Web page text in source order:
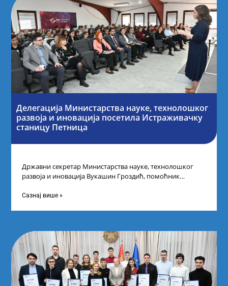
Делегација Министарства науке, технолошког
развоја и иновација посетила Истраживачку
станицу Петница
Државни секретар Министарства науке, технолошког
развоја и иновација Вукашин Гроздић, помоћник
промоцију
Сазнај више »